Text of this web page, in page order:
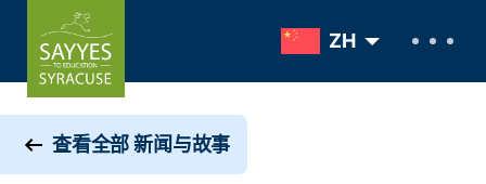
Skip to content
ZH
查看全部 新闻与故事